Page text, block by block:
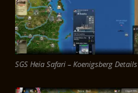
SGS Heia Safari – Koenigsberg Details